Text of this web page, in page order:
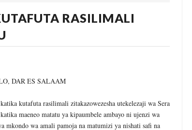
UKUTA WA SHULE YA MSINGI MADENGE
YA SIMU KARIAKOO WAPATA FURSA YA KUELEZA
Wa Uongozi Bora
YA KUPIKIA KWA VITENDO NANENANE
RASILIMALI
DAR ES SALAAM
kutafuta rasilimali zitakazowezesha utekelezaji wa Sera
maeneo matatu ya kipaumbele ambayo ni ujenzi wa
mkondo wa amali pamoja na matumizi ya nishati safi na